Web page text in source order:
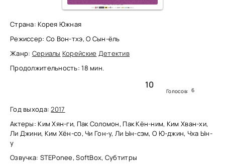
Страна: Корея Южная
Режиссер: Со Вон-тхэ, О Сын-ёль
Жанр: Сериалы Корейские Детектив
Продолжительность: 18 мин.
10
Голосов: 6
Год выхода:2017
Актеры: Ким Хян-ги, Пак Соломон, Пак Кён-ним, Ким Хван-хи,
Ли Джини, Ким Хён-со, Чи Гон-у, Ли Ын-сэм, О Ю-джин, Чха Ын-
у
Озвучка: STEPonee, SoftBox, Субтитры